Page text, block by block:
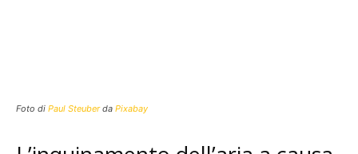
Foto di Paul Steuberda Pixabay